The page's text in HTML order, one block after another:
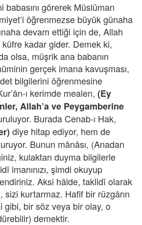
babasını görerek Müslüman
öğrenmezse büyük günaha
devam ettiği için de, Allah
kadar gider. Demek ki,
olsa, müşrik ana babanın
gerçek imana kavuşması,
bilgilerini öğrenmesine
ı kerimde mealen, (Ey
Allah’a ve Peygamberine
Burada Cenab-ı Hak,
diye hitap ediyor, hem de
Bunun mânâsı, (Anadan
kulaktan duyma bilgilerle
imanınızı, şimdi okuyup
Aksi hâlde, taklidî olarak
sizi kurtarmaz. Hafif bir rüzgârın
gibi, bir söz veya bir olay, o
demektir.